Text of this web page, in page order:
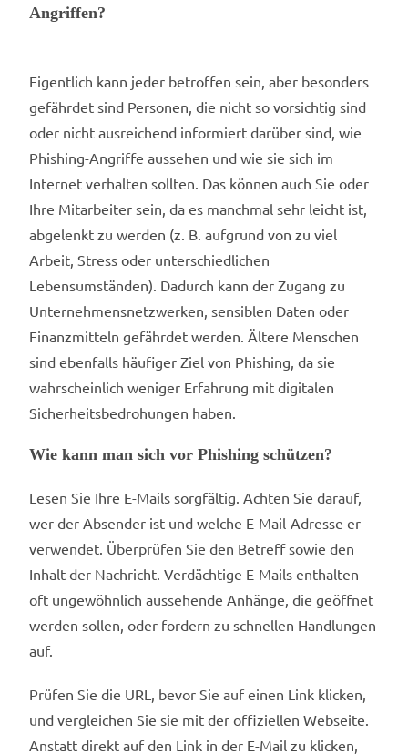
Angriffen?
Eigentlich kann jeder betroffen sein, aber besonders
gefährdet sind Personen, die nicht so vorsichtig sind
oder nicht ausreichend informiert darüber sind, wie
Phishing-Angriffe aussehen und wie sie sich im
Internet verhalten sollten. Das können auch Sie oder
Ihre Mitarbeiter sein, da es manchmal sehr leicht ist,
abgelenkt zu werden (z. B. aufgrund von zu viel
Arbeit, Stress oder unterschiedlichen
Lebensumständen). Dadurch kann der Zugang zu
Unternehmensnetzwerken, sensiblen Daten oder
Finanzmitteln gefährdet werden. Ältere Menschen
sind ebenfalls häufiger Ziel von Phishing, da sie
wahrscheinlich weniger Erfahrung mit digitalen
Sicherheitsbedrohungen haben.
Wie kann man sich vor Phishing schützen?
Lesen Sie Ihre E-Mails sorgfältig. Achten Sie darauf,
wer der Absender ist und welche E-Mail-Adresse er
verwendet. Überprüfen Sie den Betreff sowie den
Inhalt der Nachricht. Verdächtige E-Mails enthalten
oft ungewöhnlich aussehende Anhänge, die geöffnet
werden sollen, oder fordern zu schnellen Handlungen
auf.
Prüfen Sie die URL, bevor Sie auf einen Link klicken,
und vergleichen Sie sie mit der offiziellen Webseite.
Anstatt direkt auf den Link in der E-Mail zu klicken,